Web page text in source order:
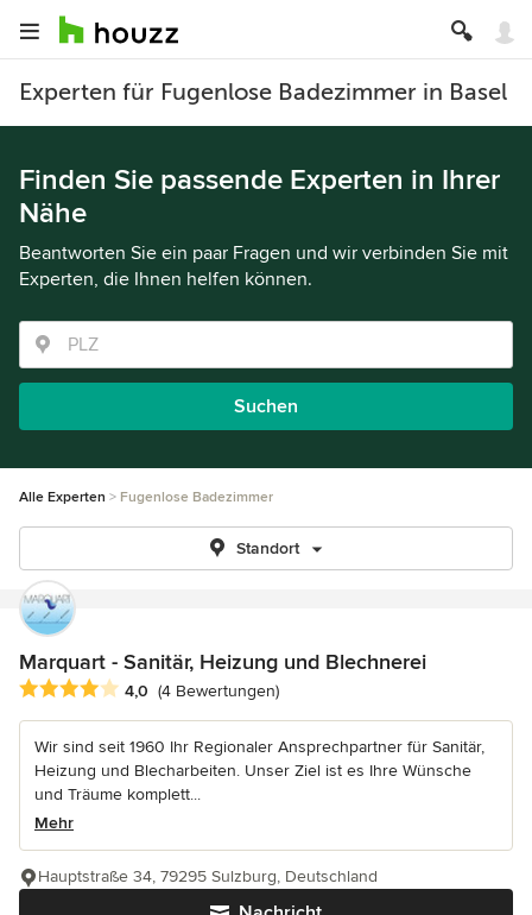
Experten für Fugenlose Badezimmer in Basel
Finden Sie passende Experten in Ihrer
Nähe
Beantworten Sie ein paar Fragen und wir verbinden Sie mit
Experten, die Ihnen helfen können.
Suchen
Alle Experten Fugenlose Badezimmer
Standort
Marquart - Sanitär, Heizung und Blechnerei
Durchschnittliche Bewertung: 4 von 5 Sternen
4,0 (4 Bewertungen)
Wir sind seit 1960 Ihr Regionaler Ansprechpartner für Sanitär,
Heizung und Blecharbeiten. Unser Ziel ist es Ihre Wünsche
und Träume komplett...
Mehr
Hauptstraße 34, 79295 Sulzburg, Deutschland